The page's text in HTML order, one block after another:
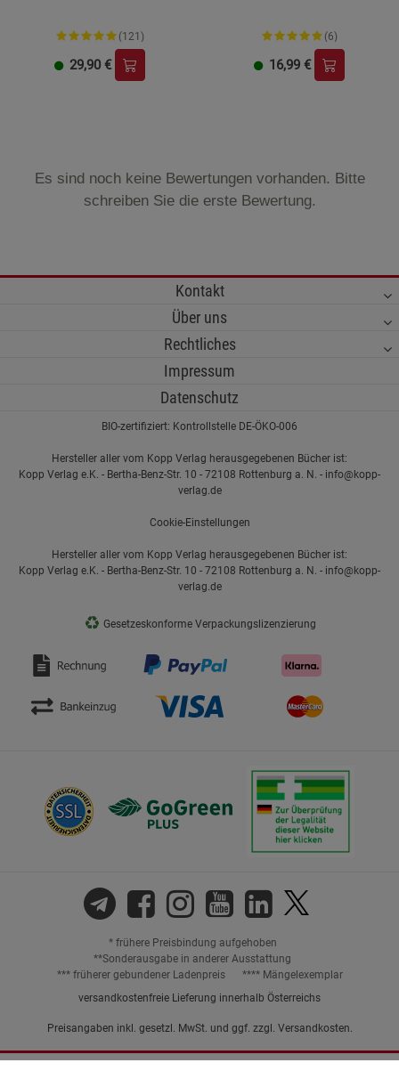
(121)
29,90 €
(6)
16,99 €
Es sind noch keine Bewertungen vorhanden. Bitte
schreiben Sie die erste Bewertung.
Kontakt
Über uns
Rechtliches
Impressum
Datenschutz
BIO-zertifiziert: Kontrollstelle DE-ÖKO-006
Hersteller aller vom Kopp Verlag herausgegebenen Bücher ist:
Kopp Verlag e.K. - Bertha-Benz-Str. 10 - 72108 Rottenburg a. N. - info@kopp-
verlag.de
Cookie-Einstellungen
Hersteller aller vom Kopp Verlag herausgegebenen Bücher ist:
Kopp Verlag e.K. - Bertha-Benz-Str. 10 - 72108 Rottenburg a. N. - info@kopp-
verlag.de
♻ Gesetzeskonforme Verpackungslizenzierung
* frühere Preisbindung aufgehoben
**Sonderausgabe in anderer Ausstattung
*** früherer gebundener Ladenpreis
**** Mängelexemplar
versandkostenfreie Lieferung innerhalb Österreichs
Preisangaben inkl. gesetzl. MwSt. und ggf. zzgl. Versandkosten.